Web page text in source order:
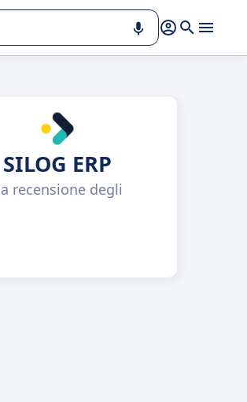
SILOG ERP
recensione degli